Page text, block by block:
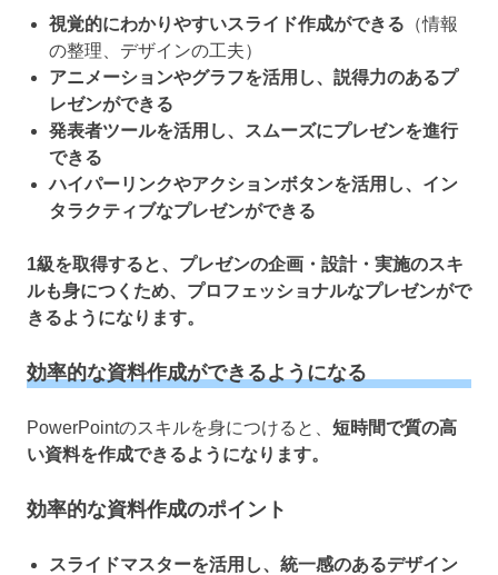
視覚的にわかりやすいスライド作成ができる （情報
の整理、デザインの工夫）
アニメーションやグラフを活用し、説得力のあるプ
レゼンができる
発表者ツールを活用し、スムーズにプレゼンを進行
できる
ハイパーリンクやアクションボタンを活用し、イン
タラクティブなプレゼンができる
1級を取得すると、プレゼンの企画・設計・実施のスキ
ルも身につくため、プロフェッショナルなプレゼンがで
きるようになります。
効率的な資料作成ができるようになる
PowerPointのスキルを身につけると、 短時間で質の高
い資料を作成できるようになります。
効率的な資料作成のポイント
スライドマスターを活用し、統一感のあるデザイン